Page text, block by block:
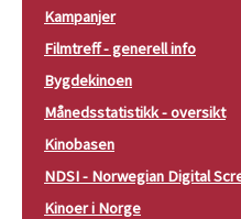
Kampanjer
Filmtreff - generell info
Bygdekinoen
Månedsstatistikk - oversikt
Kinobasen
NDSI - Norwegian Digital
Kinoer i Norge